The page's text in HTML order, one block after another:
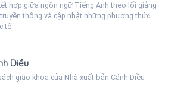
hợp giữa ngôn ngữ Tiếng Anh theo lối giảng
thống và cập nhật những phương thức
tế
Diều
giáo khoa của Nhà xuất bản Cánh Diều